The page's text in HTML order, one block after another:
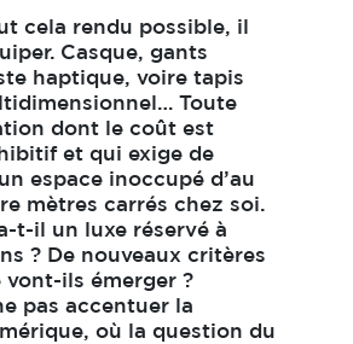
cela rendu possible, il
Casque, gants
haptique, voire tapis
Toute
dont le coût est
et qui exige de
espace inoccupé d’au
mètres carrés chez soi.
t-il un luxe réservé à
? De nouveaux critères
vont-ils émerger ?
pas accentuer la
où la question du